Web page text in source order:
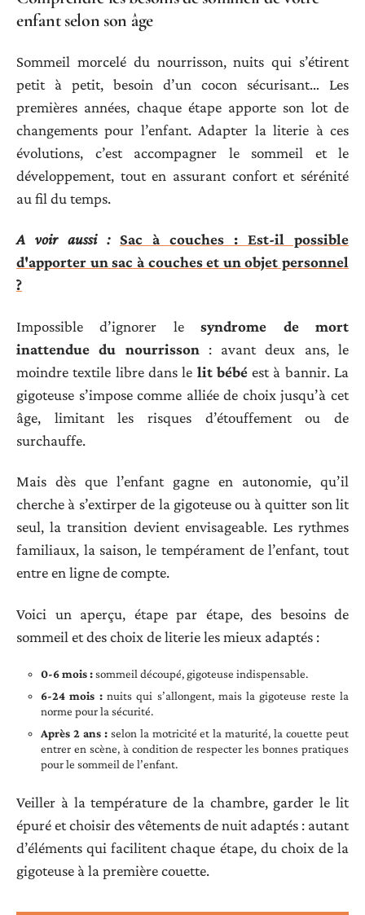
enfant selon son âge
Sommeil morcelé du nourrisson, nuits qui s’étirent
petit à petit, besoin d’un cocon sécurisant… Les
premières années, chaque étape apporte son lot de
changements pour l’enfant. Adapter la literie à ces
évolutions, c’est accompagner le sommeil et le
développement, tout en assurant confort et sérénité
au fil du temps.
A voir aussi :
Sac à couches : Est-il possible
d'apporter un sac à couches et un objet personnel
?
Impossible d’ignorer lesyndrome de mort
inattendue du nourrisson : avant deux ans, le
moindre textile libre dans le lit bébéest à bannir. La
gigoteuse s’impose comme alliée de choix jusqu’à cet
âge, limitant les risques d’étouffement ou de
surchauffe.
Mais dès que l’enfant gagne en autonomie, qu’il
cherche à s’extirper de la gigoteuse ou à quitter son lit
seul, la transition devient envisageable. Les rythmes
familiaux, la saison, le tempérament de l’enfant, tout
entre en ligne de compte.
Voici un aperçu, étape par étape, des besoins de
sommeil et des choix de literie les mieux adaptés :
0-6 mois :sommeil découpé, gigoteuse indispensable.
6-24 mois :nuits qui s’allongent, mais la gigoteuse reste la
norme pour la sécurité.
Après 2 ans :selon la motricité et la maturité, la couette peut
entrer en scène, à condition de respecter les bonnes pratiques
pour le sommeil de l’enfant.
Veiller à la température de la chambre, garder le lit
épuré et choisir des vêtements de nuit adaptés : autant
d’éléments qui facilitent chaque étape, du choix de la
gigoteuse à la première couette.